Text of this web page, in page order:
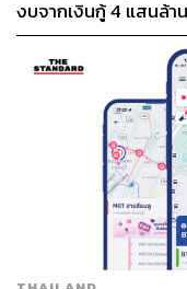
งบจากเงินกู้ 4 แสนล้า
เฟส 2 มีเพียงพอ